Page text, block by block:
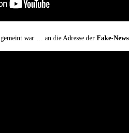
gemeint war … an die Adres­se der Fake-